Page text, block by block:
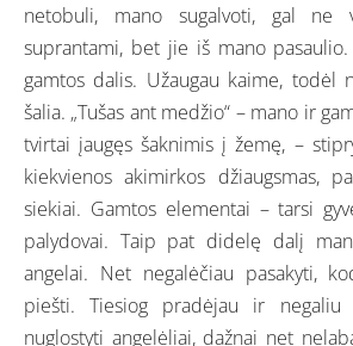
netobuli, mano sugalvoti, gal ne
suprantami, bet jie iš mano
gamtos dalis. Užaugau kaime, todėl
šalia. „Tušas ant medžio“ – mano ir
tvirtai įaugęs šaknimis į žemę, –
kiekvienos akimirkos džiaugsmas,
siekiai. Gamtos elementai – tarsi
palydovai. Taip pat didelę dalį
angelai. Net negalėčiau pasakyti,
piešti. Tiesiog pradėjau ir
nuglostyti angelėliai, dažnai net